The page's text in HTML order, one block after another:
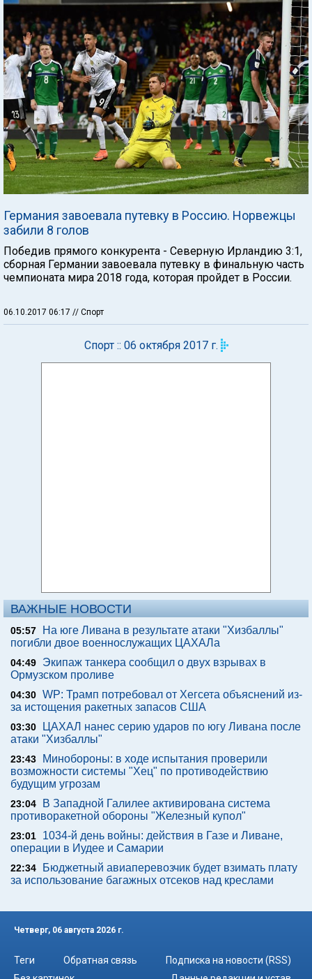
Германия завоевала путевку в Россию. Норвежцы
забили 8 голов
Победив прямого конкурента - Северную Ирландию 3:1,
сборная Германии завоевала путевку в финальную часть
чемпионата мира 2018 года, которая пройдет в России.
06.10.2017 06:17 // Спорт
Спорт :: 06 октября 2017 г.
ВАЖНЫЕ НОВОСТИ
05:57
На юге Ливана в результате атаки "Хизбаллы"
погибли двое военнослужащих ЦАХАЛа
04:49
Экипаж танкера сообщил о двух взрывах в
Ормузском проливе
04:30 WP: Трамп потребовал от Хегсета объяснений из-
за истощения ракетных запасов США
03:30
ЦАХАЛ нанес серию ударов по югу Ливана после
атаки "Хизбаллы"
23:43
Минобороны: в ходе испытания проверили
возможности системы "Хец" по противодействию
будущим угрозам
23:04
В Западной Галилее активирована система
противоракетной обороны "Железный купол"
23:01
1034-й день войны: действия в Газе и Ливане,
операции в Иудее и Самарии
22:34
Бюджетный авиаперевозчик будет взимать плату
за использование багажных отсеков над креслами
Четверг, 06 августа 2026 г.
Теги Обратная связь
Подписка на новости (RSS)